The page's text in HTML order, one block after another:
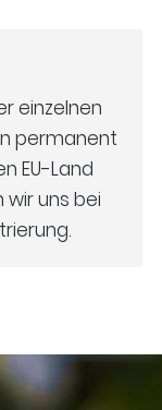
einzelnen
permanent
EU-Land
uns bei